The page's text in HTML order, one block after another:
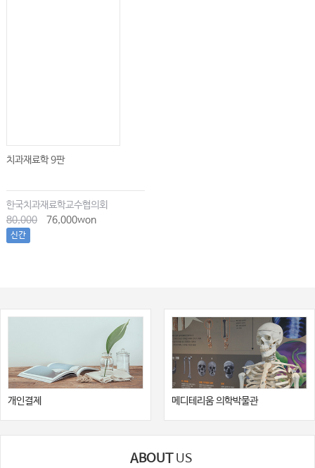
치과재료학 9판
한국치과재료학교수협의회
80,000
76,000won
신간
개인결제 메디테리움 의학박물관
ABOUT US